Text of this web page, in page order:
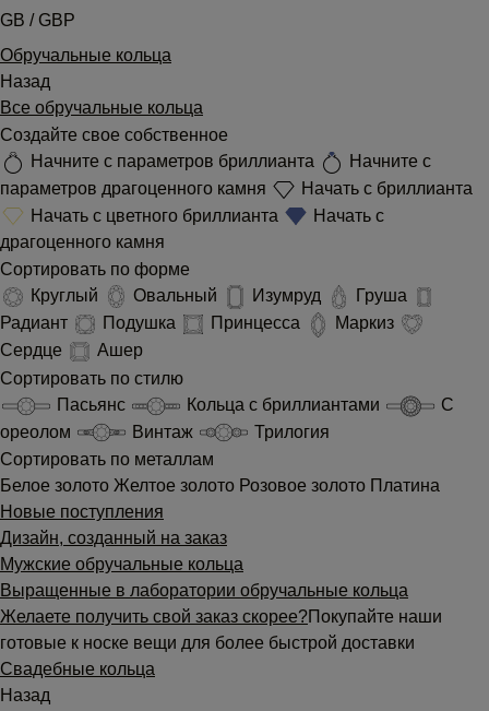
GB / GBP
Обручальные кольца
Назад
Все обручальные кольца
Создайте свое собственное
Начните с параметров бриллианта
Начните с
параметров драгоценного камня
Начать с бриллианта
Начать с цветного бриллианта
Начать с
драгоценного камня
Сортировать по форме
Круглый
Овальный Изумруд
Груша
Радиант
Подушка Принцесса
Маркиз
Сердце
Ашер
Сортировать по стилю
Пасьянс
Кольца с бриллиантами
С
ореолом
Винтаж
Трилогия
Сортировать по металлам
Белое золото Желтое золото Розовое золото Платина
Новые поступления
Дизайн, созданный на заказ
Мужские обручальные кольца
Выращенные в лаборатории обручальные кольца
Желаете получить свой заказ скорее?Покупайте наши
готовые к носке вещи для более быстрой доставки
Свадебные кольца
Назад